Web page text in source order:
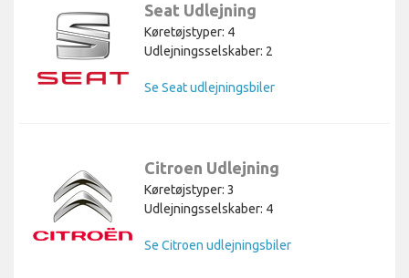
Seat Udlejning
Køretøjstyper: 4
Udlejningsselskaber: 2
Se Seat udlejningsbiler
Citroen Udlejning
Køretøjstyper: 3
Udlejningsselskaber: 4
Se Citroen udlejningsbiler